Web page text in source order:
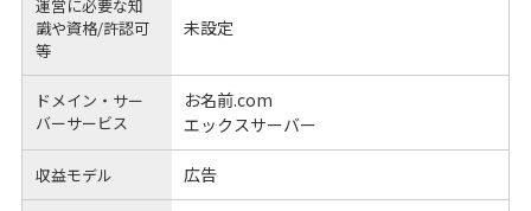
運営に必要な知
識や資格/許認可
等
未設定
ドメイン・サー
バーサービス
お名前.com
エックスサーバー
収益モデル 広告